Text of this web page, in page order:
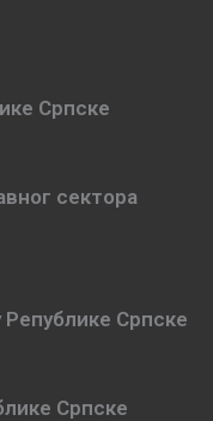
Српске
сектора
Републике Српске
Српске